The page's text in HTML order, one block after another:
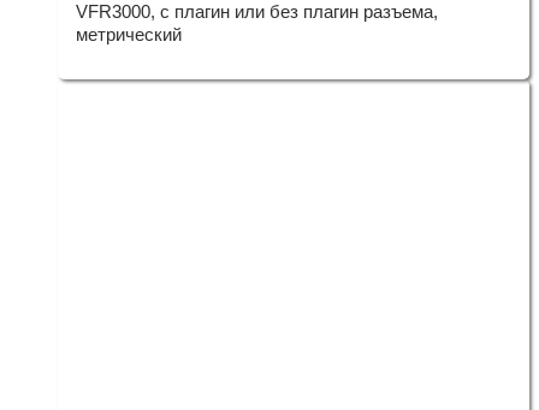
VFR3000, с плагин или без плагин разъема,
метрический